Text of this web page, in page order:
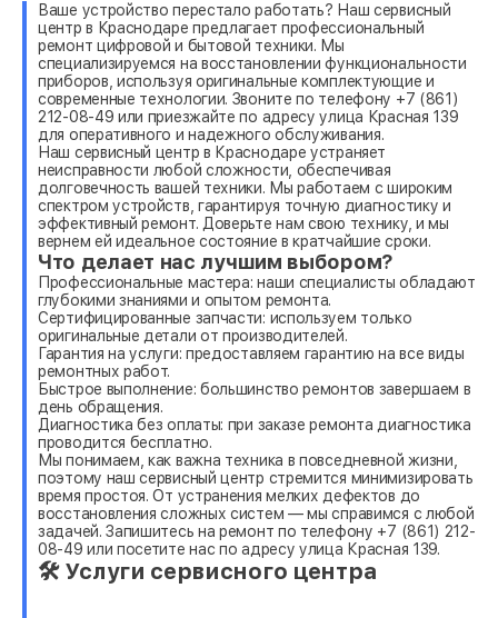
Ваше устройство перестало работать? Наш сервисный
центр в Краснодаре предлагает профессиональный
ремонт цифровой и бытовой техники. Мы
специализируемся на восстановлении функциональности
приборов, используя оригинальные комплектующие и
современные технологии. Звоните по телефону +7 (861)
212-08-49 или приезжайте по адресу улица Красная 139
для оперативного и надежного обслуживания.
Наш сервисный центр в Краснодаре устраняет
неисправности любой сложности, обеспечивая
долговечность вашей техники. Мы работаем с широким
спектром устройств, гарантируя точную диагностику и
эффективный ремонт. Доверьте нам свою технику, и мы
вернем ей идеальное состояние в кратчайшие сроки.
Что делает нас лучшим выбором?
Профессиональные мастера: наши специалисты обладают
глубокими знаниями и опытом ремонта.
Сертифицированные запчасти: используем только
оригинальные детали от производителей.
Гарантия на услуги: предоставляем гарантию на все виды
ремонтных работ.
Быстрое выполнение: большинство ремонтов завершаем в
день обращения.
Диагностика без оплаты: при заказе ремонта диагностика
проводится бесплатно.
Мы понимаем, как важна техника в повседневной жизни,
поэтому наш сервисный центр стремится минимизировать
время простоя. От устранения мелких дефектов до
восстановления сложных систем — мы справимся с любой
задачей. Запишитесь на ремонт по телефону +7 (861) 212-
08-49 или посетите нас по адресу улица Красная 139.
🛠 Услуги сервисного центра